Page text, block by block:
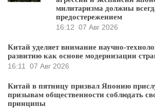
милитаризма должны
предостережением
16:12 07 Авг 2026
Китай уделяет внимание научно-
развитию как основе модернизации
16:11
07 Авг 2026
Китай в пятницу призвал Японию
призывам общественности соблюдать
принципы